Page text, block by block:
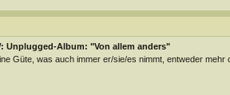
Unplugged-Album: "Von allem anders"
Güte, was auch immer er/sie/es nimmt, entweder mehr